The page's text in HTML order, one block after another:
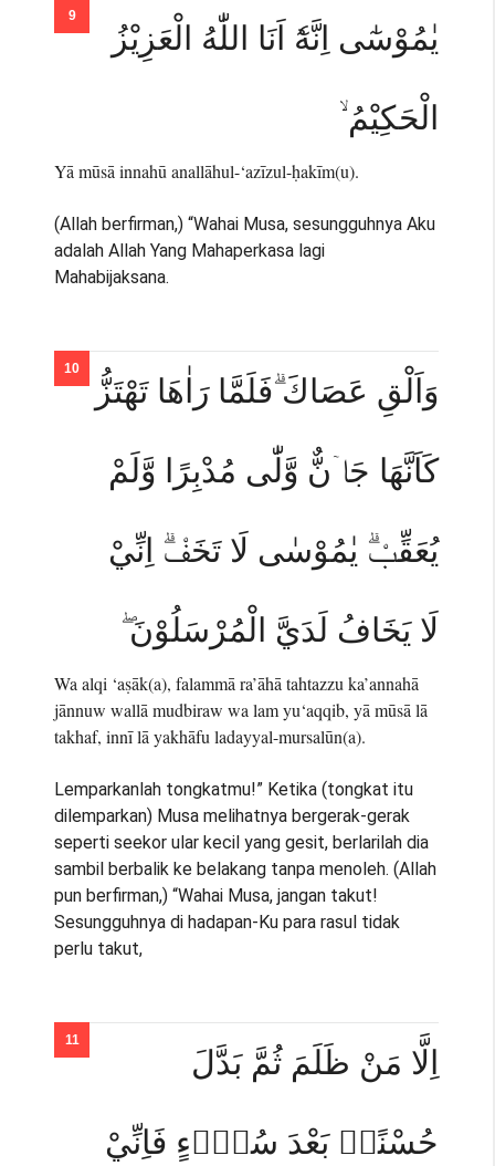
يٰمُوْسٰٓى اِنَّهٗٓ اَنَا اللّٰهُ الْعَزِيْزُ
الْحَكِيْمُ ۙ
Yā mūsā innahū anallāhul-‘azīzul-ḥakīm(u).
(Allah berfirman,) “Wahai Musa, sesungguhnya Aku
adalah Allah Yang Mahaperkasa lagi
Mahabijaksana.
وَاَلْقِ عَصَاكَ ۗفَلَمَّا رَاٰهَا تَهْتَزُّ
كَاَنَّهَا جَاۤنٌّ وَّلّٰى مُدْبِرًا وَّلَمْ
يُعَقِّبْۗ يٰمُوْسٰى لَا تَخَفْۗ اِنِّيْ
لَا يَخَافُ لَدَيَّ الْمُرْسَلُوْنَ ۖ
Wa alqi ‘aṣāk(a), falammā ra’āhā tahtazzu ka’annahā
jānnuw wallā mudbiraw wa lam yu‘aqqib, yā mūsā lā
takhaf, innī lā yakhāfu ladayyal-mursalūn(a).
Lemparkanlah tongkatmu!” Ketika (tongkat itu
dilemparkan) Musa melihatnya bergerak-gerak
seperti seekor ular kecil yang gesit, berlarilah dia
sambil berbalik ke belakang tanpa menoleh. (Allah
pun berfirman,) “Wahai Musa, jangan takut!
Sesungguhnya di hadapan-Ku para rasul tidak
perlu takut,
اِلَّا مَنْ ظَلَمَ ثُمَّ بَدَّلَ
حُسْنًاۢ بَعْدَ سُوْۤءٍ فَاِنِّيْ